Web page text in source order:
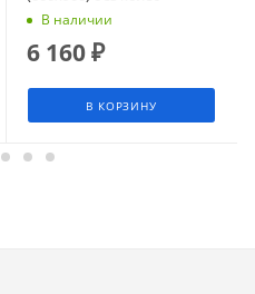
В наличии
6 160₽
В КОРЗИНУ